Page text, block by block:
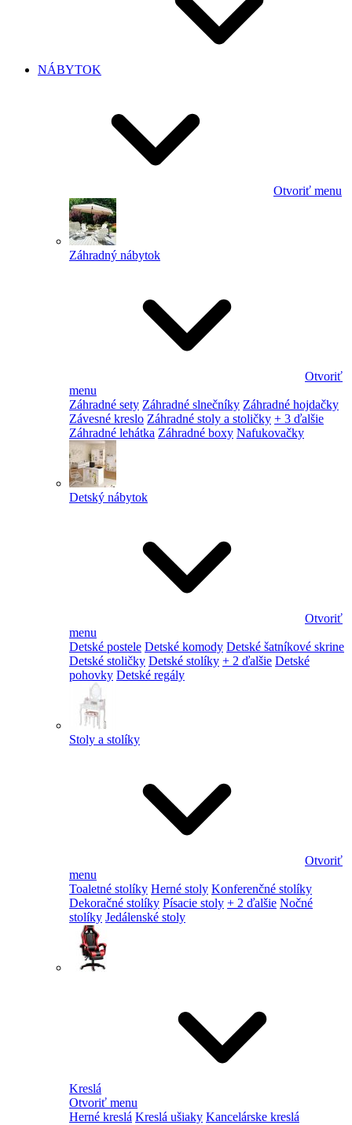
NÁBYTOK
Otvoriť menu
Záhradný nábytok
Otvoriť
menu
Záhradné sety Záhradné slnečníky Záhradné hojdačky
Závesné kreslo Záhradné stoly a stoličky + 3 ďalšie
Záhradné lehátka Záhradné boxy Nafukovačky
Detský nábytok
Otvoriť
menu
Detské postele Detské komody Detské šatníkové skrine
Detské stoličky Detské stolíky + 2 ďalšie Detské
pohovky Detské regály
Stoly a stolíky
Otvoriť
menu
Toaletné stolíky Herné stoly Konferenčné stolíky
Dekoračné stolíky Písacie stoly + 2 ďalšie Nočné
stolíky Jedálenské stoly
Kreslá
Otvoriť menu
Herné kreslá Kreslá ušiaky Kancelárske kreslá